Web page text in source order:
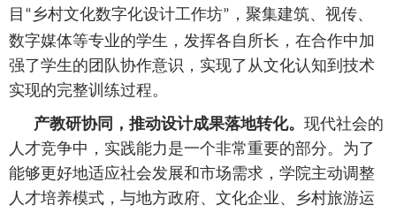
目 “ 乡村文化数字化设计工作坊” ，聚集建筑、视传、
数字媒体等专业的学生，发挥各自所长，在合作中加
强了学生的团队协作意识，实现了从文化认知到技术
实现的完整训练过程。
产教研协同，推动设计成果落地转化。 现代社会的
人才竞争中，实践能力是一个非常重要的部分。为了
能够更好地适应社会发展和市场需求，学院主动调整
人才培养模式，与地方政府、文化企业、乡村旅游运